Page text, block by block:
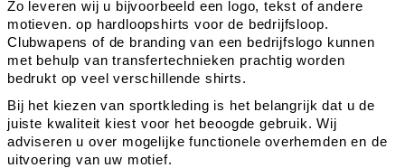
Zo leveren wij u bijvoorbeeld een logo, tekst of andere
motieven. op hardloopshirts voor de bedrijfsloop.
Clubwapens of de branding van een bedrijfslogo kunnen
met behulp van transfertechnieken prachtig worden
bedrukt op veel verschillende shirts.
Bij het kiezen van sportkleding is het belangrijk dat u de
juiste kwaliteit kiest voor het beoogde gebruik. Wij
adviseren u over mogelijke functionele overhemden en de
uitvoering van uw motief.